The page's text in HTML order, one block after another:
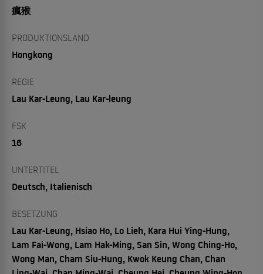
瘋猴
PRODUKTIONSLAND
Hongkong
REGIE
Lau Kar-Leung, Lau Kar-leung
FSK
16
UNTERTITEL
Deutsch, Italienisch
BESETZUNG
Lau Kar-Leung, Hsiao Ho, Lo Lieh, Kara Hui Ying-Hung,
Lam Fai-Wong, Lam Hak-Ming, San Sin, Wong Ching-Ho,
Wong Man, Cham Siu-Hung, Kwok Keung Chan, Chan